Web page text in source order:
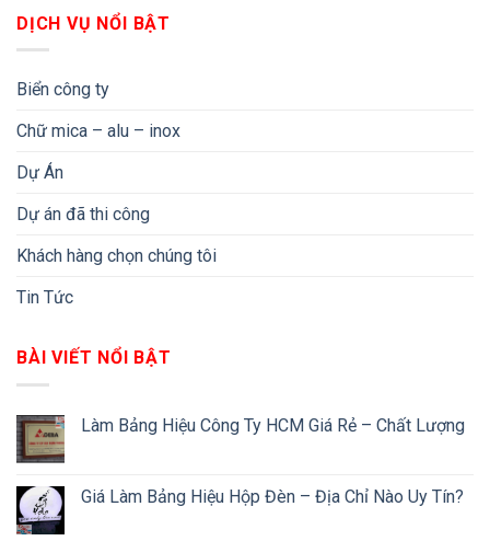
DỊCH VỤ NỔI BẬT
Biển công ty
Chữ mica – alu – inox
Dự Án
Dự án đã thi công
Khách hàng chọn chúng tôi
Tin Tức
BÀI VIẾT NỔI BẬT
Làm Bảng Hiệu Công Ty HCM Giá Rẻ – Chất Lượng
Giá Làm Bảng Hiệu Hộp Đèn – Địa Chỉ Nào Uy Tín?